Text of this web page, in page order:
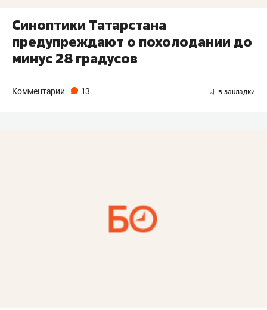
Синоптики Татарстана
предупреждают о похолодании до
минус 28 градусов
Комментарии 13